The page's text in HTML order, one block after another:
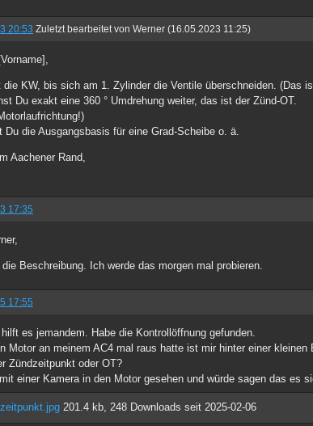
20:53 Zuletzt bearbeitet von Werner (16.05.2023 11:25)
die KW, bis sich am 1. Zylinder die Ventile überschneiden. (Das
Du exakt eine 360 ° Umdrehung weiter, das ist der Zünd-OT.
Du die Ausgangsbasis für eine Grad-Scheibe o. ä.
Aachener Rand,
17:35
Beschreibung. Ich werde das morgen mal probieren.
17:55
es jemandem. Habe die Kontrollöffnung gefunden.
Motor an meinem AC4 mal raus hatte ist mir hinter einer
Zündzeitpunkt oder OT?
einer Kamera in den Motor gesehen und würde sagen das
201.4 kb, 248 Downloads seit 2025-02-06